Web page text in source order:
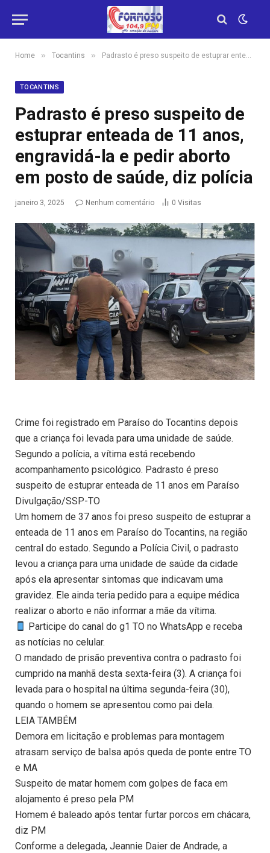
Home » Tocantins » Padrasto é preso suspeito de estuprar enteada de 11 anos, engravidá-la e pedir aborto em posto de saúde, diz polícia
TOCANTINS
Padrasto é preso suspeito de
estuprar enteada de 11 anos,
engravidá-la e pedir aborto
em posto de saúde, diz polícia
janeiro 3, 2025 Nenhum comentário 0 Visitas
Crime foi registrado em Paraíso do Tocantins depois
que a criança foi levada para uma unidade de saúde.
Segundo a polícia, a vítima está recebendo
acompanhamento psicológico. Padrasto é preso
suspeito de estuprar enteada de 11 anos em Paraíso
Divulgação/SSP-TO
Um homem de 37 anos foi preso suspeito de estuprar a
enteada de 11 anos em Paraíso do Tocantins, na região
central do estado. Segundo a Polícia Civil, o padrasto
levou a criança para uma unidade de saúde da cidade
após ela apresentar sintomas que indicavam uma
gravidez. Ele ainda teria pedido para a equipe médica
realizar o aborto e não informar a mãe da vítima.
Participe do canal do g1 TO no WhatsApp e receba
as notícias no celular.
O mandado de prisão preventiva contra o padrasto foi
cumprido na manhã desta sexta-feira (3). A criança foi
levada para o hospital na última segunda-feira (30),
quando o homem se apresentou como pai dela.
LEIA TAMBÉM
Demora em licitação e problemas para montagem
atrasam serviço de balsa após queda de ponte entre TO
e MA
Suspeito de matar homem com golpes de faca em
alojamento é preso pela PM
Homem é baleado após tentar furtar porcos em chácara,
diz PM
Conforme a delegada, Jeannie Daier de Andrade, a